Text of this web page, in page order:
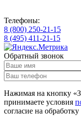
Телефоны:
8 (800) 250-21-15
8 (495) 411-21-15
Обратный звонок
Нажимая на кнопку
принимаете условия
согласие на